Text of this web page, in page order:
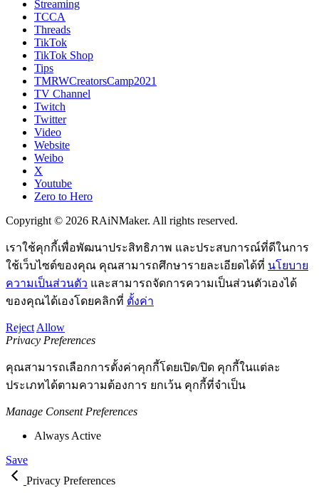
Streaming
TCCA
Threads
TikTok
TikTok Shop
Tips
TMRWCreatorsCamp2021
TV Channel
Twitch
Twitter
Video
Website
Weibo
X
Youtube
Zero to Hero
Copyright © 2026 RAiNMaker. All rights reserved.
เราใช้คุกกี้เพื่อพัฒนาประสิทธิภาพ และประสบการณ์ที่ดีในการ
ใช้เว็บไซต์ของคุณ คุณสามารถศึกษารายละเอียดได้ที่ นโยบาย
ความเป็นส่วนตัว และสามารถจัดการความเป็นส่วนตัวเองได้
ของคุณได้เองโดยคลิกที่ ตั้งค่า
Reject Allow
Privacy Preferences
คุณสามารถเลือกการตั้งค่าคุกกี้โดยเปิด/ปิด คุกกี้ในแต่ละ
ประเภทได้ตามความต้องการ ยกเว้น คุกกี้ที่จำเป็น
Manage Consent Preferences
Always Active
Save
Privacy Preferences